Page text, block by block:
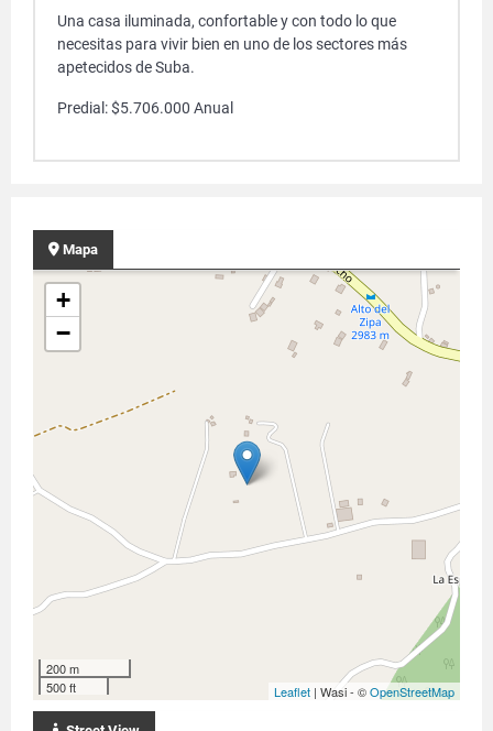
Una casa iluminada, confortable y con todo lo que
necesitas para vivir bien en uno de los sectores más
apetecidos de Suba.
Predial: $5.706.000 Anual
Mapa
+
−
200 m
500 ft
Leaflet | Wasi - ©OpenStreetMap